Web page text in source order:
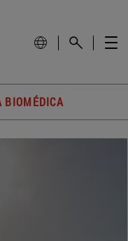
BIOMÉDICA